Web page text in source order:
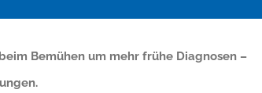
Bemühen um mehr frühe Diagnosen –